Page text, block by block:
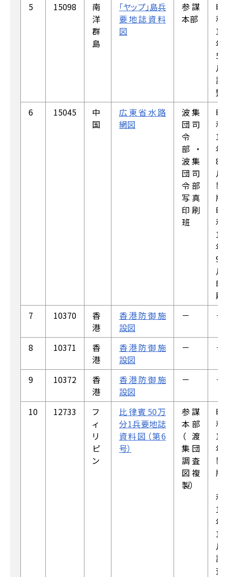
5
15098
南
洋
群
島
「ヤップ」島兵
要地誌資料
図
参謀
本部
昭
和
19
年
5
月
調
整
6
15045
中
国
広東省水路
網図
波集
団司
令
部・
波集
団司
令部
写真
印刷
班
昭
和
18
年
8
月
製
版/
昭
和
18
年
9
月
印
刷
7
10370
香
港
香港防御施
設図
－ －
8 10371
香
港
香港防御施
設図
－ －
9 10372
香
港
香港防御施
設図
－ －
10 12733
フ
ィ
リ
ピ
ン
比律賓50万
分1兵要地誌
資料図（第6
号）
参謀
本部
（渡
集団
調査
図複
製）
昭
和
19
年
製
版
和
19
年
1
月
調
査）